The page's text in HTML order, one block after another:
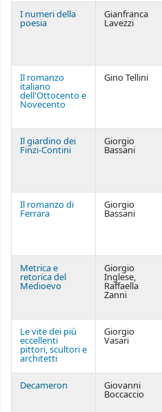
I numeri della
poesia
Gianfranca
Lavezzi
Il romanzo
italiano
dell'Ottocento e
Novecento
Gino Tellini
Il giardino dei
Finzi-Contini
Giorgio
Bassani
Il romanzo di
Ferrara
Giorgio
Bassani
Metrica e
retorica del
Medioevo
Giorgio
Inglese,
Raffaella
Zanni
Le vite dei più
eccellenti
pittori, scultori e
architetti
Giorgio
Vasari
Decameron Giovanni
Boccaccio